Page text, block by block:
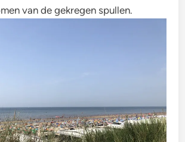
van de gekregen spullen.